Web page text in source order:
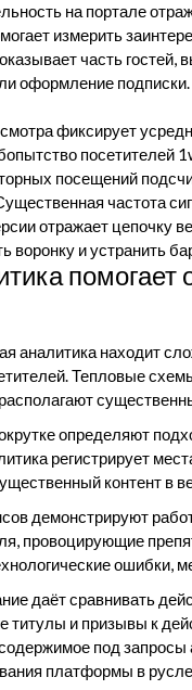
на портале
измерить
часть
оформление
фиксирует
посетителей
посещений
частота
отражает цепочку
воронку и устранить
аналитика находит
Тепловые
определяют
регистрирует
контент в
демонстрируют
провоцирующие
даёт сравнивать
титулы и призывы к
под
платформы в